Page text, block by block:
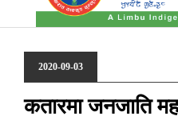
2020-09-03
कतारमा जनजाति